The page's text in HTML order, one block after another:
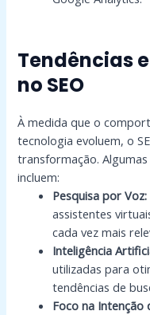
Tendências
no SEO
À medida que o
tecnologia evoluem, o
transformação.
incluem:
Pesquisa por Voz:
assistentes
cada vez mais
Inteligência
utilizadas para
tendências de
Foco na Intenção